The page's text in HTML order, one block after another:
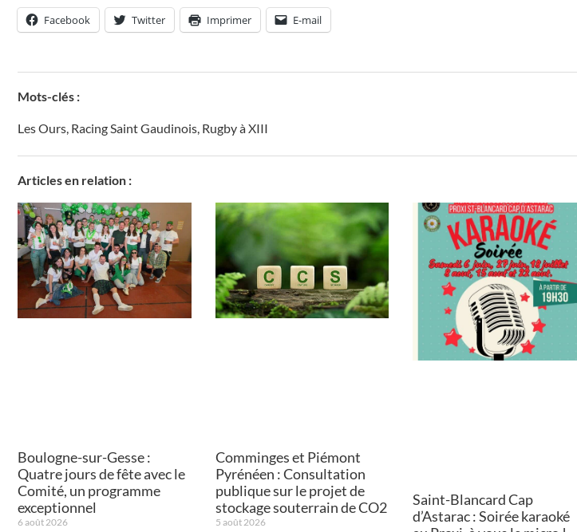
Facebook Twitter Imprimer E-mail
Mots-clés :
Les Ours, Racing Saint Gaudinois, Rugby à XIII
Articles en relation :
Boulogne-sur-Gesse :
Quatre jours de fête avec le
Comité, un programme
exceptionnel
6 août 2026
Comminges et Piémont
Pyrénéen : Consultation
publique sur le projet de
stockage souterrain de CO2
5 août 2026
Saint-Blancard Cap
d’Astarac : Soirée karaoké